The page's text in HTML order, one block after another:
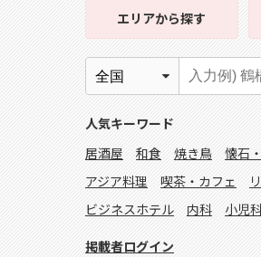
エリアから探す
人気キーワード
居酒屋
和食 焼き鳥 懐石
アジア料理
喫茶・カフェ
ビジネスホテル
内科 小児
掲載者ログイン